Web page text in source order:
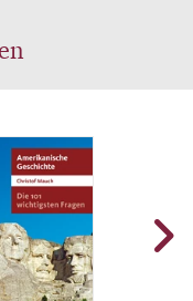
hochleben.